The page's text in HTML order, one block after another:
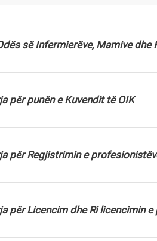
së Infermierëve, Mamive dhe
për punën e Kuvendit të OIK
për Regjistrimin e
për Licencim dhe Ri licencimin